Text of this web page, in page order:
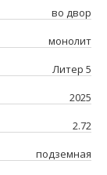
во двор
монолит
Литер 5
2025
2.72
подземная